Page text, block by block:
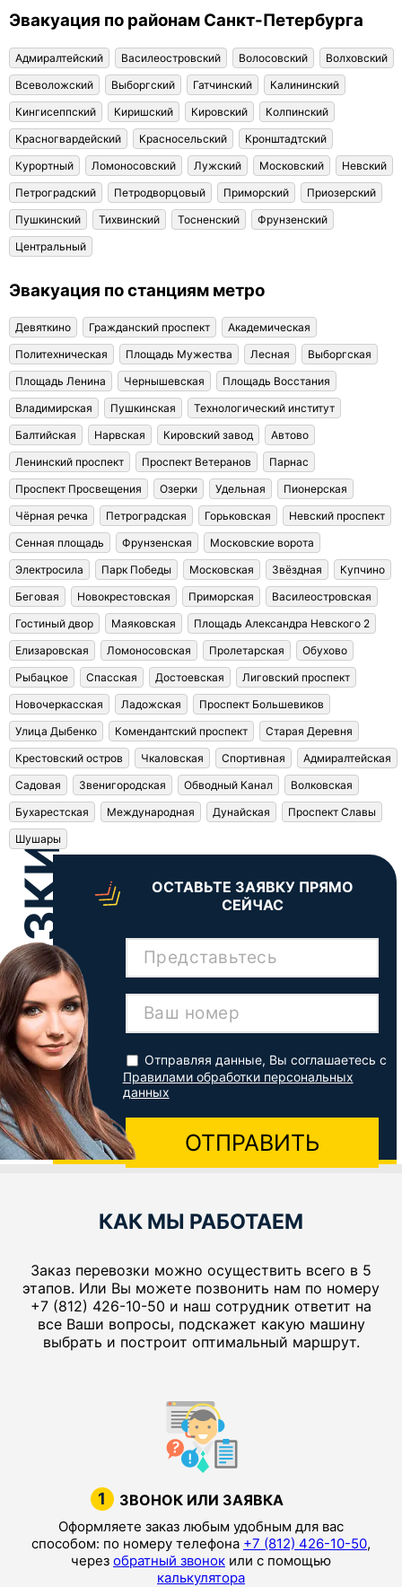
Эвакуация по районам Санкт-Петербурга
Адмиралтейский Василеостровский Волосовский
Волховский
Всеволожский
Выборгский Гатчинский
Калининский
Кингисеппский
Киришский Кировский
Колпинский
Красногвардейский
Красносельский
Кронштадтский
Курортный
Ломоносовский Лужский Московский
Невский
Петроградский
Петродворцовый Приморский
Приозерский
Пушкинский
Тихвинский Тосненский
Фрунзенский
Центральный
Эвакуация по станциям метро
Девяткино Гражданский проспект
Академическая
Политехническая
Площадь Мужества Лесная
Выборгская
Площадь Ленина
Чернышевская
Площадь Восстания
Владимирская
Пушкинская
Технологический институт
Балтийская
Нарвская Кировский завод
Автово
Ленинский проспект
Проспект Ветеранов
Парнас
Проспект Просвещения
Озерки Удельная
Пионерская
Чёрная речка
Петроградская Горьковская
Невский проспект
Сенная площадь
Фрунзенская
Московские ворота
Электросила
Парк Победы Московская Звёздная
Купчино
Беговая
Новокрестовская Приморская
Василеостровская
Гостиный двор
Маяковская
Площадь Александра Невского 2
Елизаровская
Ломоносовская Пролетарская
Обухово
Рыбацкое
Спасская Достоевская
Лиговский проспект
Новочеркасская
Ладожская
Проспект Большевиков
Улица Дыбенко
Комендантский проспект
Старая Деревня
Крестовский остров
Чкаловская Спортивная
Адмиралтейская
Садовая
Звенигородская Обводный Канал
Волковская
Бухарестская
Международная Дунайская
Проспект Славы
Шушары
ОСТАВЬТЕ ЗАЯВКУ ПРЯМО
СЕЙЧАС
Представьтесь
Ваш номер
Отправляя данные, Вы соглашаетесь с
Правилами обработки персональных
данных
ОТПРАВИТЬ
КАК МЫ РАБОТАЕМ
Заказ перевозки можно осуществить всего в 5
этапов. Или Вы можете позвонить нам по номеру
+7 (812) 426-10-50 и наш сотрудник ответит на
все Ваши вопросы, подскажет какую машину
выбрать и построит оптимальный маршрут.
1 ЗВОНОК ИЛИ ЗАЯВКА
Оформляете заказ любым удобным для вас
способом: по номеру телефона +7 (812) 426-10-50,
через обратный звонок или с помощью
калькулятора